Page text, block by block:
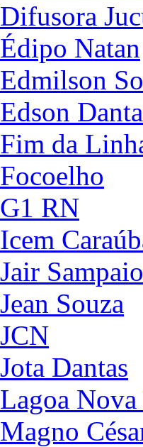
Difusora
Édipo Natan
Edmilson
Edson
Fim da
Focoelho
G1 RN
Icem
Jair Sampaio
Jean Souza
JCN
Jota Dantas
Lagoa Nova
Magno